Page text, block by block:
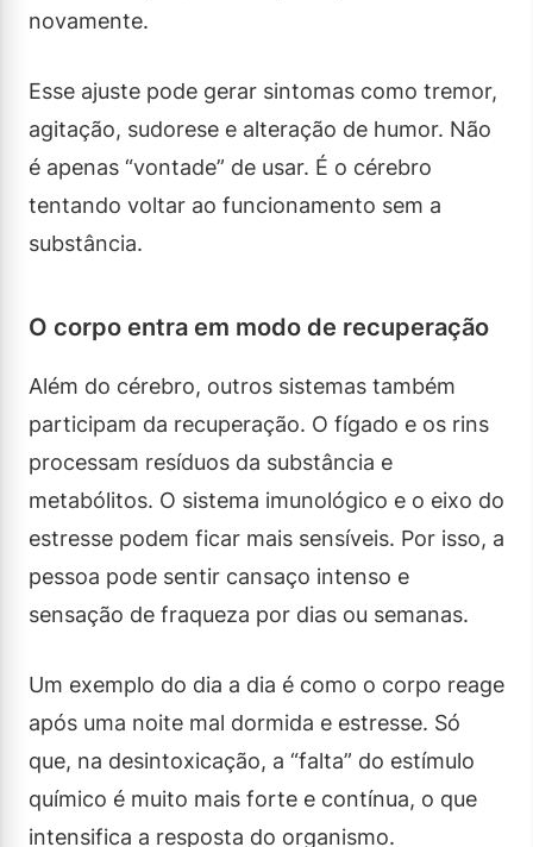
novamente.
Esse ajuste pode gerar sintomas como tremor,
agitação, sudorese e alteração de humor. Não
é apenas “vontade” de usar. É o cérebro
tentando voltar ao funcionamento sem a
substância.
O corpo entra em modo de recuperação
Além do cérebro, outros sistemas também
participam da recuperação. O fígado e os rins
processam resíduos da substância e
metabólitos. O sistema imunológico e o eixo do
estresse podem ficar mais sensíveis. Por isso, a
pessoa pode sentir cansaço intenso e
sensação de fraqueza por dias ou semanas.
Um exemplo do dia a dia é como o corpo reage
após uma noite mal dormida e estresse. Só
que, na desintoxicação, a “falta” do estímulo
químico é muito mais forte e contínua, o que
intensifica a resposta do organismo.